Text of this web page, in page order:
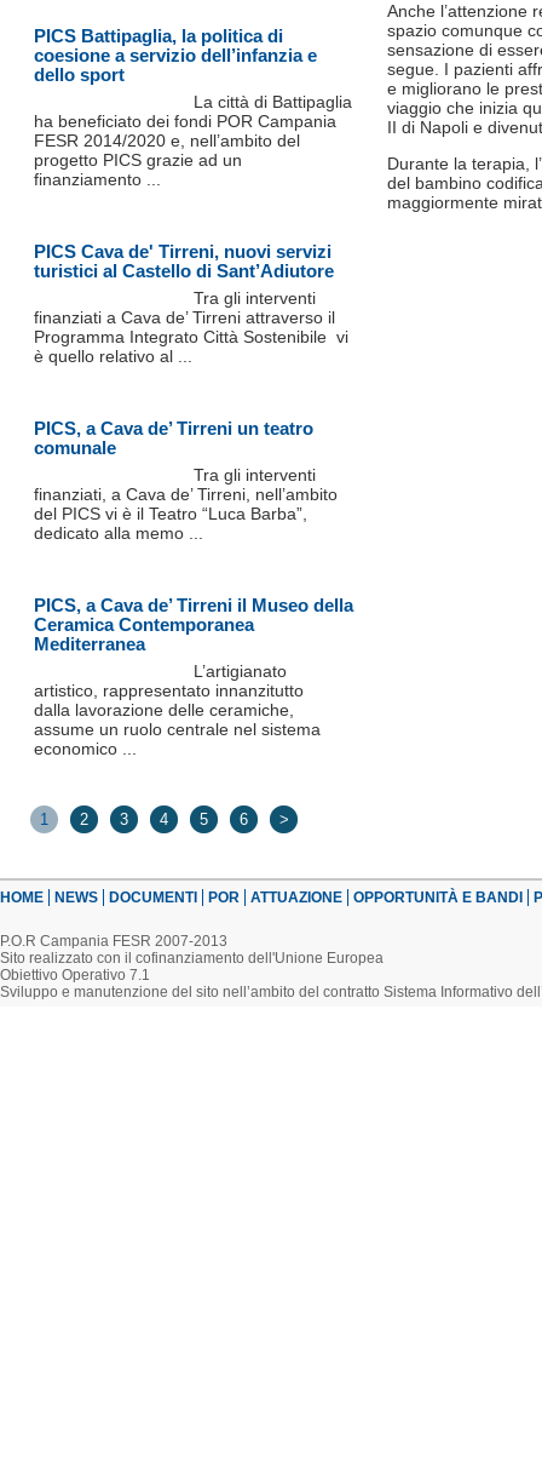
Anche l’attenzione
spazio comunque
sensazione di
segue. I pazienti
e migliorano le
viaggio che inizia
II di Napoli e
Durante la terapia,
del bambino
maggiormente
PICS Battipaglia, la politica di
coesione a servizio dell’infanzia e
dello sport
La città di Battipaglia
ha beneficiato dei fondi POR Campania
FESR 2014/2020 e, nell’ambito del
progetto PICS grazie ad un
finanziamento ...
PICS Cava de' Tirreni, nuovi servizi
turistici al Castello di Sant’Adiutore
Tra gli interventi
finanziati a Cava de’ Tirreni attraverso il
Programma Integrato Città Sostenibile vi
è quello relativo al ...
PICS, a Cava de’ Tirreni un teatro
comunale
Tra gli interventi
finanziati, a Cava de’ Tirreni, nell’ambito
del PICS vi è il Teatro “Luca Barba”,
dedicato alla memo ...
PICS, a Cava de’ Tirreni il Museo della
Ceramica Contemporanea
Mediterranea
L’artigianato
artistico, rappresentato innanzitutto
dalla lavorazione delle ceramiche,
assume un ruolo centrale nel sistema
economico ...
1 2 3 4 5 6 >
HOME NEWS DOCUMENTI POR ATTUAZIONE OPPORTUNITÀ E BANDI
P.O.R Campania FESR 2007-2013
Sito realizzato con il cofinanziamento dell'Unione Europea
Obiettivo Operativo 7.1
Sviluppo e manutenzione del sito nell’ambito del contratto Sistema Informativo